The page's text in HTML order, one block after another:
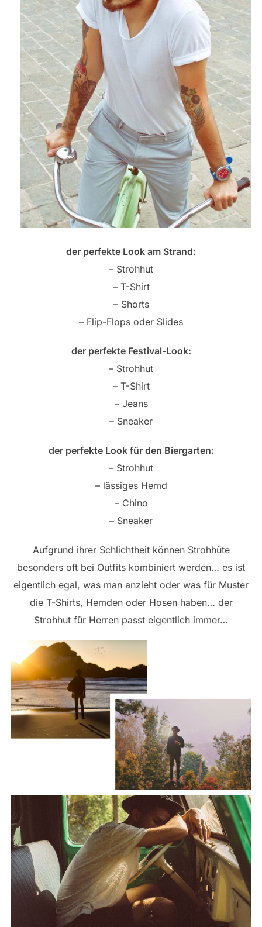
der perfekte Look am Strand:
– Strohhut
– T-Shirt
– Shorts
– Flip-Flops oder Slides
der perfekte Festival-Look:
– Strohhut
– T-Shirt
– Jeans
– Sneaker
der perfekte Look für den Biergarten:
– Strohhut
– lässiges Hemd
– Chino
– Sneaker
Aufgrund ihrer Schlichtheit können Strohhüte
besonders oft bei Outfits kombiniert werden… es ist
eigentlich egal, was man anzieht oder was für Muster
die T-Shirts, Hemden oder Hosen haben… der
Strohhut für Herren passt eigentlich immer…